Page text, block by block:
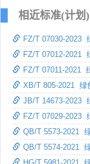
相近标准(计划)
FZ/T 07030-2023
FZ/T 07012-2021
FZ/T 07011-2021
XB/T 805-2021 绿
JB/T 14673-2023
FZ/T 07029-2023
QB/T 5573-2021
QB/T 5574-2021